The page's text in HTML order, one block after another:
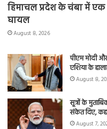
हिमाचल प्रदेश के चंबा में एक
घायल
August 8, 2026
पीएम मोदी
एशिया के
August 8,
सूत्रों के
संकेत दिए,
August 7,